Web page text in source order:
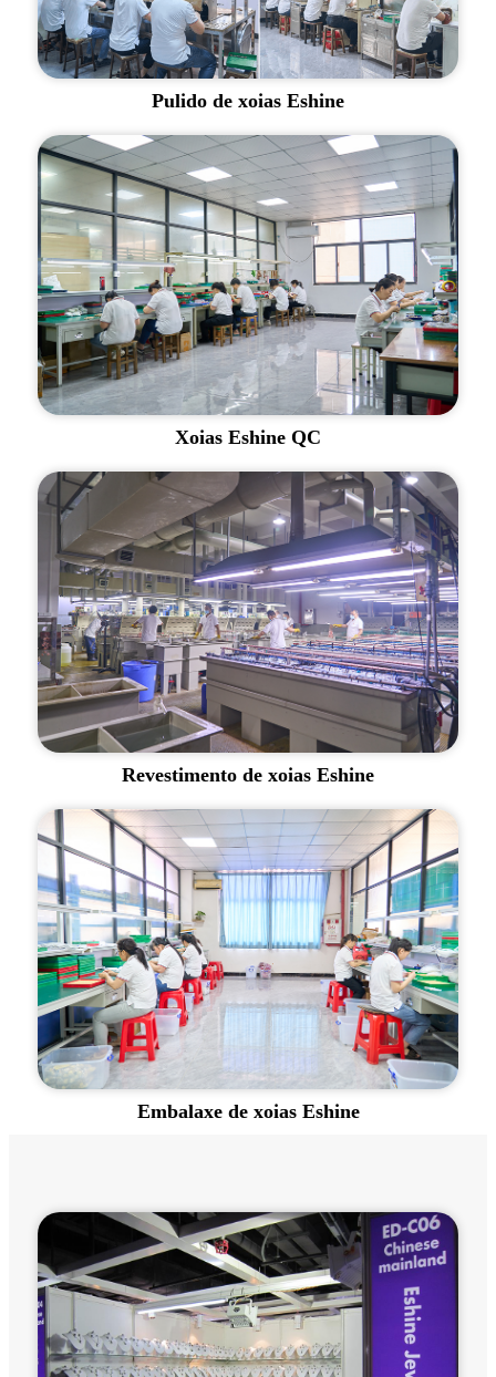
Pulido de xoias Eshine
Xoias Eshine QC
Revestimento de xoias Eshine
Embalaxe de xoias Eshine